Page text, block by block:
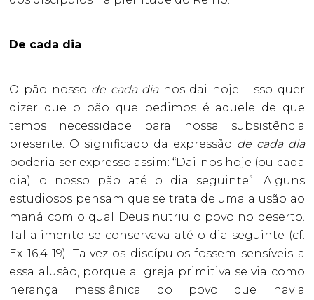
De cada dia
O pão nosso de cada dianos dai hoje. Isso quer
dizer que o pão que pedimos é aquele de que
temos necessidade para nossa subsistência
presente. O significado da expressão de cada dia
poderia ser expresso assim: “Dai-nos hoje (ou cada
dia) o nosso pão até o dia seguinte”. Alguns
estudiosos pensam que se trata de uma alusão ao
maná com o qual Deus nutriu o povo no deserto.
Tal alimento se conservava até o dia seguinte (cf.
Ex 16,4-19). Talvez os discípulos fossem sensíveis a
essa alusão, porque a Igreja primitiva se via como
herança messiânica do povo que havia